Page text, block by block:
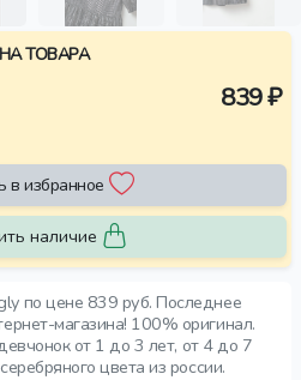
по цене 839 руб. Последнее
магазина! 100% оригинал.
от 1 до 3 лет, от 4 до 7
цвета из россии.
ТОВАРА
839 ₽
в избранное
наличие